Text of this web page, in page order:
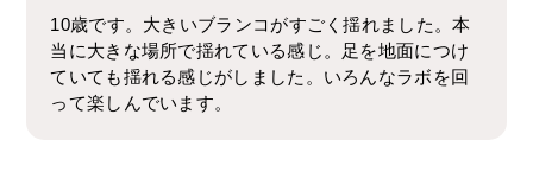
10歳です。大きいブランコがすごく揺れました。本
当に大きな場所で揺れている感じ。足を地面につけ
ていても揺れる感じがしました。いろんなラボを回
って楽しんでいます。